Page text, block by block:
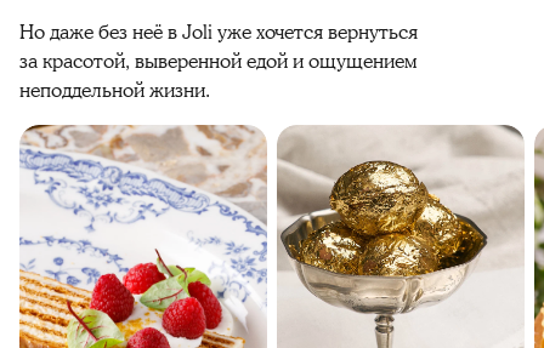
Но даже без неё в Joli уже хочется вернуться
за красотой, выверенной едой и ощущением
неподдельной жизни.